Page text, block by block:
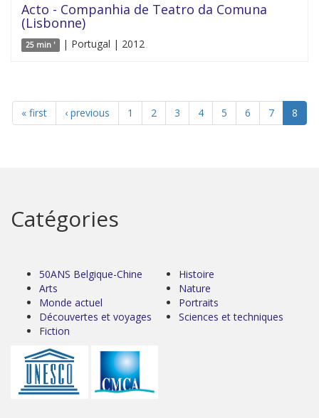
Acto - Companhia de Teatro da Comuna
(Lisbonne)
25 min ' | Portugal | 2012
« first ‹ previous 1 2 3 4 5 6 7 8
Catégories
50ANS Belgique-Chine
Arts
Monde actuel
Découvertes et voyages
Fiction
Histoire
Nature
Portraits
Sciences et techniques